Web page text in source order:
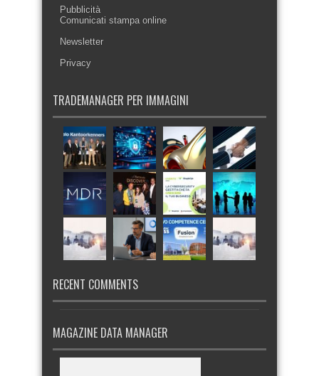
Pubblicità
Comunicati stampa online
Newsletter
Privacy
TRADEMANAGER PER IMMAGINI
RECENT COMMENTS
MAGAZINE DATA MANAGER